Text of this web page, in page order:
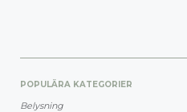
POPULÄRA KATEGORIER
Belysning